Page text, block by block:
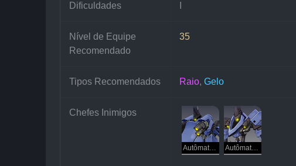
Dificuldades
Nível de Equipe
Recomendado
35
Tipos Recomendados Raio, Gelo
Chefes Inimigos
Autômato Ursino Autômato Lupino